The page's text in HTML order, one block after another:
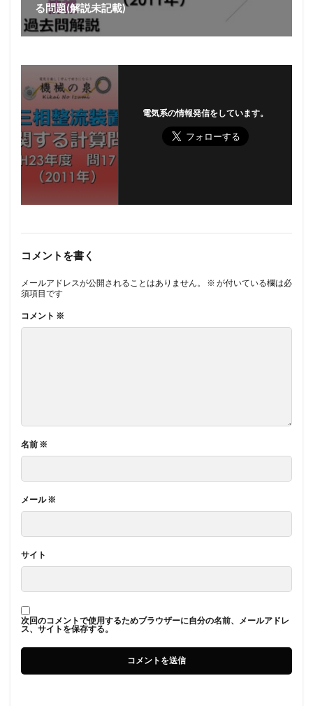
る問題(解説未記載)
電気系の情報発信をしています。
コメントを書く
メールアドレスが公開されることはありません。 ※ が付いている欄は必
須項目です
コメント ※
名前 ※
メール※
サイト
次回のコメントで使用するためブラウザーに自分の名前、メールアドレ
ス、サイトを保存する。